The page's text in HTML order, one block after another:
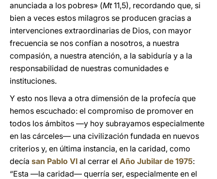
anunciada a los pobres» (Mt11,5), recordando que, si
bien a veces estos milagros se producen gracias a
intervenciones extraordinarias de Dios, con mayor
frecuencia se nos confían a nosotros, a nuestra
compasión, a nuestra atención, a la sabiduría y a la
responsabilidad de nuestras comunidades e
instituciones.
Y esto nos lleva a otra dimensión de la profecía que
hemos escuchado: el compromiso de promover en
todos los ámbitos —y hoy subrayamos especialmente
en las cárceles— una civilización fundada en nuevos
criterios y, en última instancia, en la caridad, como
decía san Pablo VI al cerrar el Año Jubilar de 1975:
“Esta —la caridad— querría ser, especialmente en el